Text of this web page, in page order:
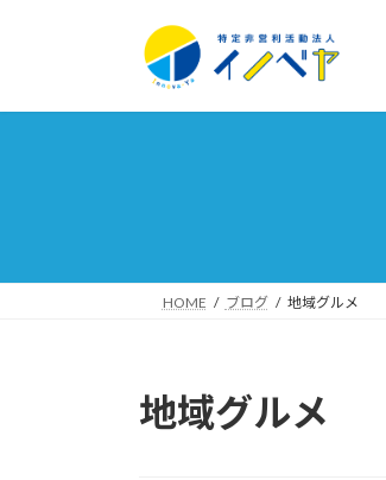
HOME ブログ 地域グルメ
地域グルメ